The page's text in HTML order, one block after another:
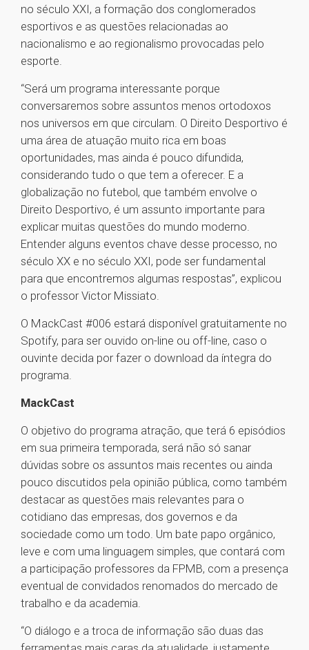
no século XXI, a formação dos conglomerados
esportivos e as questões relacionadas ao
nacionalismo e ao regionalismo provocadas pelo
esporte.
“Será um programa interessante porque
conversaremos sobre assuntos menos ortodoxos
nos universos em que circulam. O Direito Desportivo é
uma área de atuação muito rica em boas
oportunidades, mas ainda é pouco difundida,
considerando tudo o que tem a oferecer. E a
globalização no futebol, que também envolve o
Direito Desportivo, é um assunto importante para
explicar muitas questões do mundo moderno.
Entender alguns eventos chave desse processo, no
século XX e no século XXI, pode ser fundamental
para que encontremos algumas respostas”, explicou
o professor Victor Missiato.
O MackCast #006 estará disponível gratuitamente no
Spotify, para ser ouvido on-line ou off-line, caso o
ouvinte decida por fazer o download da íntegra do
programa.
MackCast
O objetivo do programa atração, que terá 6 episódios
em sua primeira temporada, será não só sanar
dúvidas sobre os assuntos mais recentes ou ainda
pouco discutidos pela opinião pública, como também
destacar as questões mais relevantes para o
cotidiano das empresas, dos governos e da
sociedade como um todo. Um bate papo orgânico,
leve e com uma linguagem simples, que contará com
a participação professores da FPMB, com a presença
eventual de convidados renomados do mercado de
trabalho e da academia.
“O diálogo e a troca de informação são duas das